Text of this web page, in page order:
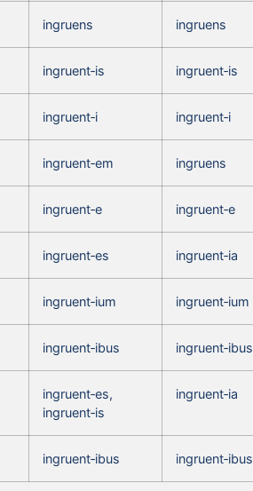
ingruens ingruens
ingruent‑is ingruent‑is
ingruent‑i ingruent‑i
ingruent‑em ingruens
ingruent‑e ingruent‑e
ingruent‑es ingruent‑ia
ingruent‑ium ingruent‑ium
ingruent‑ibus ingruent‑ibus
ingruent‑es,
ingruent‑is
ingruent‑ia
ingruent‑ibus ingruent‑ibus